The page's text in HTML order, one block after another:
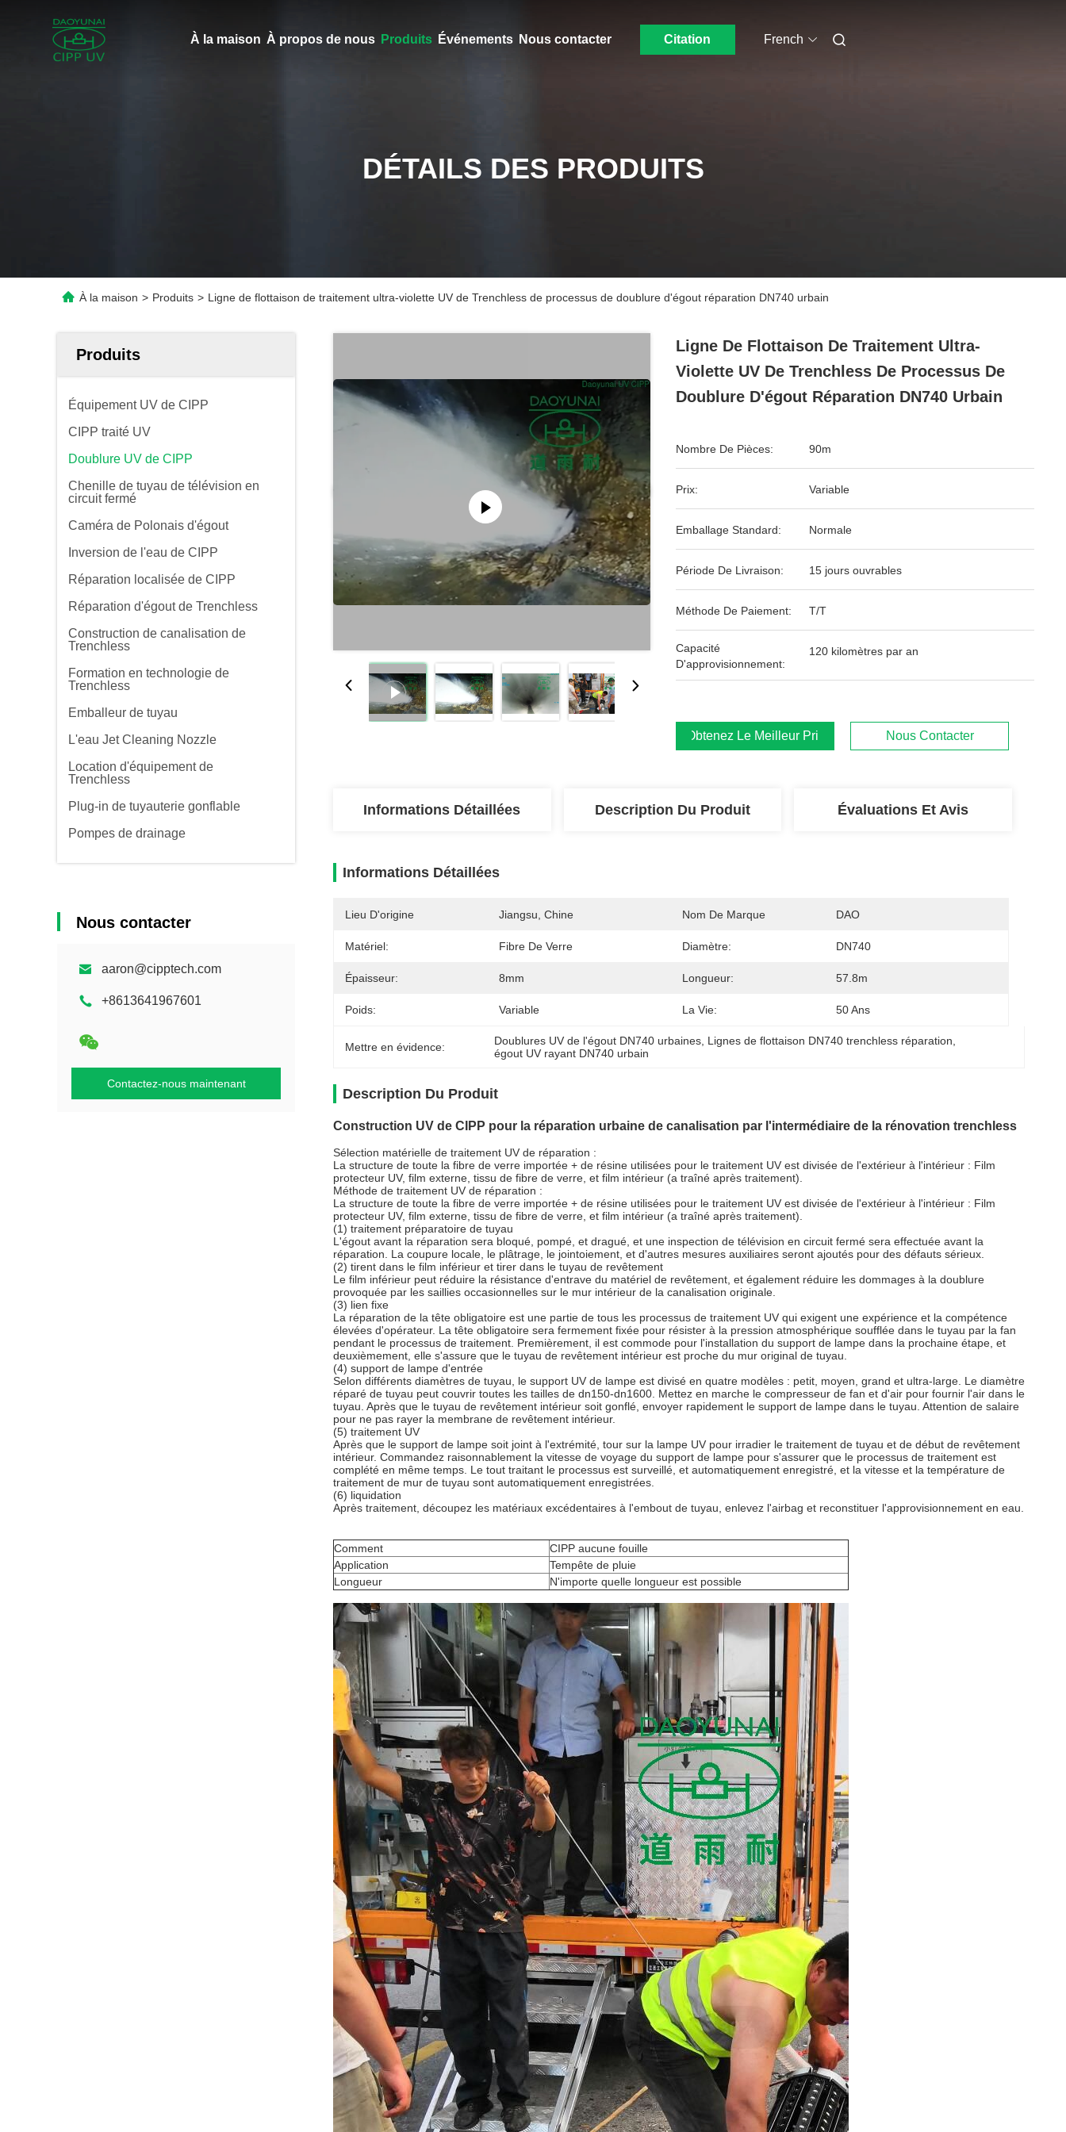
À la maison À propos de nous Produits Événements Nous contacter Citation French
DÉTAILS DES PRODUITS
À la maison > Produits > Ligne de flottaison de traitement ultra-violette UV de Trenchless de processus de doublure d'égout réparation DN740 urbain
Produits
Équipement UV de CIPP
CIPP traité UV
Doublure UV de CIPP
Chenille de tuyau de télévision en
circuit fermé
Caméra de Polonais d'égout
Inversion de l'eau de CIPP
Réparation localisée de CIPP
Réparation d'égout de Trenchless
Construction de canalisation de
Trenchless
Formation en technologie de
Trenchless
Emballeur de tuyau
L'eau Jet Cleaning Nozzle
Location d'équipement de
Trenchless
Plug-in de tuyauterie gonflable
Pompes de drainage
Nous contacter
aaron@cipptech.com
+8613641967601
Contactez-nous maintenant
Ligne De Flottaison De Traitement Ultra-
Violette UV De Trenchless De Processus De
Doublure D'égout Réparation DN740 Urbain
Nombre De Pièces: 90m
Prix: Variable
Emballage Standard: Normale
Période De Livraison: 15 jours ouvrables
Méthode De Paiement: T/T
Capacité
D'approvisionnement:
120 kilomètres par an
Obtenez Le Meilleur Prix Nous Contacter
Informations Détaillées Description Du Produit Évaluations Et Avis
Informations Détaillées
Lieu D'origine Jiangsu, Chine Nom De Marque DAO
Matériel: Fibre De Verre Diamètre: DN740
Épaisseur: 8mm Longueur: 57.8m
Poids: Variable La Vie: 50 Ans
Mettre en évidence: Doublures UV de l'égout DN740 urbaines Lignes de flottaison DN740 trenchless réparation
égout UV rayant DN740 urbain
Description Du Produit
Construction UV de CIPP pour la réparation urbaine de canalisation par l'intermédiaire de la rénovation trenchless
Sélection matérielle de traitement UV de réparation :
La structure de toute la fibre de verre importée + de résine utilisées pour le traitement UV est divisée de l'extérieur à l'intérieur : Film
protecteur UV, film externe, tissu de fibre de verre, et film intérieur (a traîné après traitement).
Méthode de traitement UV de réparation :
La structure de toute la fibre de verre importée + de résine utilisées pour le traitement UV est divisée de l'extérieur à l'intérieur : Film
protecteur UV, film externe, tissu de fibre de verre, et film intérieur (a traîné après traitement).
(1) traitement préparatoire de tuyau
L'égout avant la réparation sera bloqué, pompé, et dragué, et une inspection de télévision en circuit fermé sera effectuée avant la
réparation. La coupure locale, le plâtrage, le jointoiement, et d'autres mesures auxiliaires seront ajoutés pour des défauts sérieux.
(2) tirent dans le film inférieur et tirer dans le tuyau de revêtement
Le film inférieur peut réduire la résistance d'entrave du matériel de revêtement, et également réduire les dommages à la doublure
provoquée par les saillies occasionnelles sur le mur intérieur de la canalisation originale.
(3) lien fixe
La réparation de la tête obligatoire est une partie de tous les processus de traitement UV qui exigent une expérience et la compétence
élevées d'opérateur. La tête obligatoire sera fermement fixée pour résister à la pression atmosphérique soufflée dans le tuyau par la fan
pendant le processus de traitement. Premièrement, il est commode pour l'installation du support de lampe dans la prochaine étape, et
deuxièmement, elle s'assure que le tuyau de revêtement intérieur est proche du mur original de tuyau.
(4) support de lampe d'entrée
Selon différents diamètres de tuyau, le support UV de lampe est divisé en quatre modèles : petit, moyen, grand et ultra-large. Le diamètre
réparé de tuyau peut couvrir toutes les tailles de dn150-dn1600. Mettez en marche le compresseur de fan et d'air pour fournir l'air dans le
tuyau. Après que le tuyau de revêtement intérieur soit gonflé, envoyer rapidement le support de lampe dans le tuyau. Attention de salaire
pour ne pas rayer la membrane de revêtement intérieur.
(5) traitement UV
Après que le support de lampe soit joint à l'extrémité, tour sur la lampe UV pour irradier le traitement de tuyau et de début de revêtement
intérieur. Commandez raisonnablement la vitesse de voyage du support de lampe pour s'assurer que le processus de traitement est
complété en même temps. Le tout traitant le processus est surveillé, et automatiquement enregistré, et la vitesse et la température de
traitement de mur de tuyau sont automatiquement enregistrées.
(6) liquidation
Après traitement, découpez les matériaux excédentaires à l'embout de tuyau, enlevez l'airbag et reconstituer l'approvisionnement en eau.
Comment
CIPP aucune fouille
Application
Tempête de pluie
Longueur
N'importe quelle longueur est possible